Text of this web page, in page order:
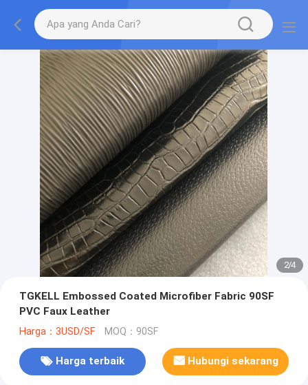
2/4
TGKELL Embossed Coated Microfiber Fabric 90SF
PVC Faux Leather
Harga：3USD/SF MOQ：90SF
Harga terbaik Hubungi sekarang